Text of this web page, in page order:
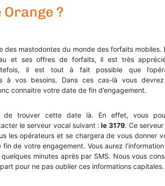
?
des mastodontes du monde des forfaits mobiles.
et ses offres de forfaits, il est très
il est tout à fait possible que
à vos besoins. Dans ces cas-là vous
connaitre votre date de fin d’engagement.
trouver cette date là. En effet, vous
le serveur vocal suivant : le 3179. Ce
les opérateurs et se chargera de vous donner
fin de votre engagement. Vous aurez
minutes après par SMS. Nous vous
pour ne pas oublier ces informations capitales.